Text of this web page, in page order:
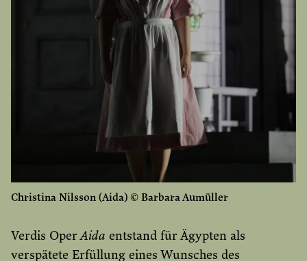
Christina Nilsson (Aida) © Barbara Aumüller
Verdis OperAida entstand für Ägypten als
verspätete Erfüllung eines Wunsches des